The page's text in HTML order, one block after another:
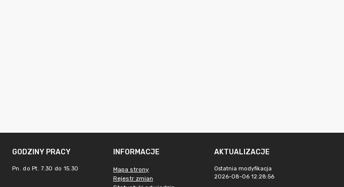
GODZINY PRACY
Pn. do Pt. 7.30 do 15.30
INFORMACJE
Mapa strony
Rejestr zmian
AKTUALIZACJE
Ostatnia modyfikacja
2026-08-06 12:28:56